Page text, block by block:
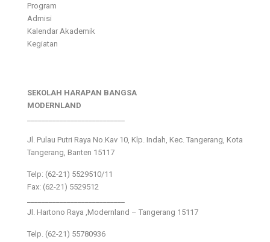
Program
Admisi
Kalendar Akademik
Kegiatan
SEKOLAH HARAPAN BANGSA
MODERNLAND
Jl. Pulau Putri Raya No.Kav 10, Klp. Indah, Kec. Tangerang, Kota
Tangerang, Banten 15117
Telp: (62-21) 5529510/11
Fax: (62-21) 5529512
Jl. Hartono Raya ,Modernland – Tangerang 15117
Telp. (62-21) 55780936